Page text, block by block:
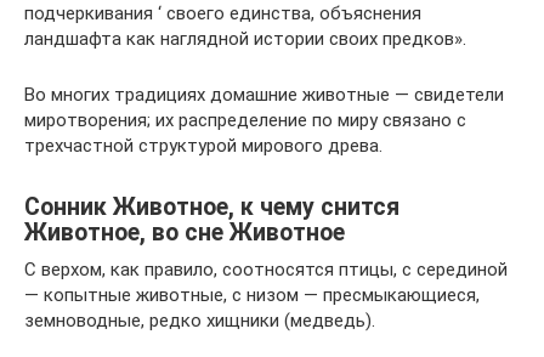
подчеркивания ‘ своего единства, объяснения
ландшафта как наглядной истории своих предков».
Во многих традициях домашние животные — свидетели
миротворения; их распределение по миру связано с
трехчастной структурой мирового древа.
Сонник Животное, к чему снится
Животное, во сне Животное
С верхом, как правило, соотносятся птицы, с серединой
— копытные животные, с низом — пресмыкающиеся,
земноводные, редко хищники (медведь).